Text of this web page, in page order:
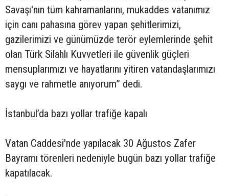
Savaşı'nın tüm kahramanlarını, mukaddes vatanımız
için canı pahasına görev yapan şehitlerimizi,
gazilerimizi ve günümüzde terör eylemlerinde şehit
olan Türk Silahlı Kuvvetleri ile güvenlik güçleri
mensuplarımızı ve hayatlarını yitiren vatandaşlarımızı
saygı ve rahmetle anıyorum” dedi.
İstanbul’da bazı yollar trafiğe kapalı
Vatan Caddesi'nde yapılacak 30 Ağustos Zafer
Bayramı törenleri nedeniyle bugün bazı yollar trafiğe
kapatılacak.